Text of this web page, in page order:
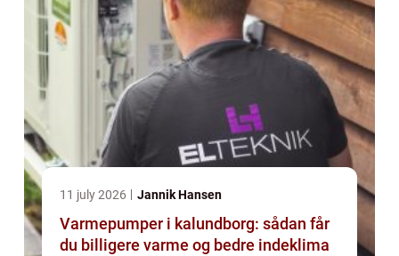
11 july 2026 Jannik Hansen
Varmepumper i kalundborg: sådan får
du billigere varme og bedre indeklima